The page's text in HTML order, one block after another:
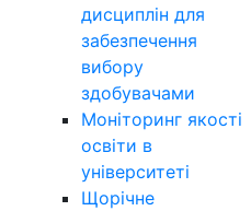
дисциплін для
забезпечення
вибору
здобувачами
Моніторинг якості
освіти в
університеті
Щорічне